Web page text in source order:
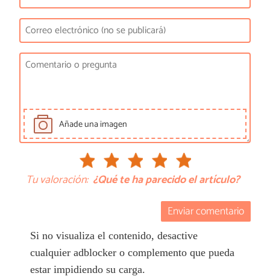
Añade una imagen
Tu valoración: ¿Qué te ha parecido el artículo?
Enviar comentario
Si no visualiza el contenido, desactive
cualquier adblocker o complemento que pueda
estar impidiendo su carga.